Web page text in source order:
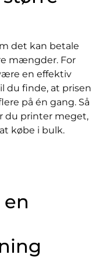
det kan betale
mængder. For
en effektiv
du finde, at prisen
på én gang. Så
du printer meget,
købe i bulk.